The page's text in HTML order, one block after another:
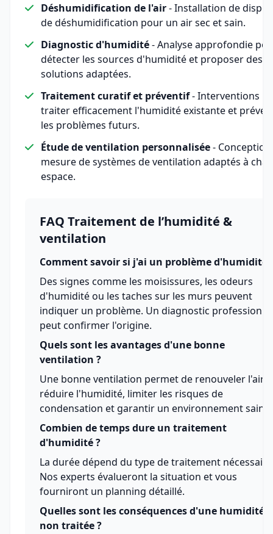
Déshumidification de l'air- Installation de
de déshumidification pour un air sec et sain.
Diagnostic d'humidité- Analyse approfondie
détecter les sources d'humidité et proposer des
solutions adaptées.
Traitement curatif et préventif- Interventions
traiter efficacement l'humidité existante et
les problèmes futurs.
Étude de ventilation personnalisée-
mesure de systèmes de ventilation adaptés à
espace.
FAQ Traitement de l’humidité &
ventilation
Comment savoir si j'ai un problème d'humidité
Des signes comme les moisissures, les odeurs
d'humidité ou les taches sur les murs peuvent
indiquer un problème. Un diagnostic
peut confirmer l'origine.
Quels sont les avantages d'une bonne
ventilation ?
Une bonne ventilation permet de renouveler l'air,
réduire l'humidité, limiter les risques de
condensation et garantir un environnement sain.
Combien de temps dure un traitement
d'humidité ?
La durée dépend du type de traitement
Nos experts évalueront la situation et vous
fourniront un planning détaillé.
Quelles sont les conséquences d'une humidité
non traitée ?